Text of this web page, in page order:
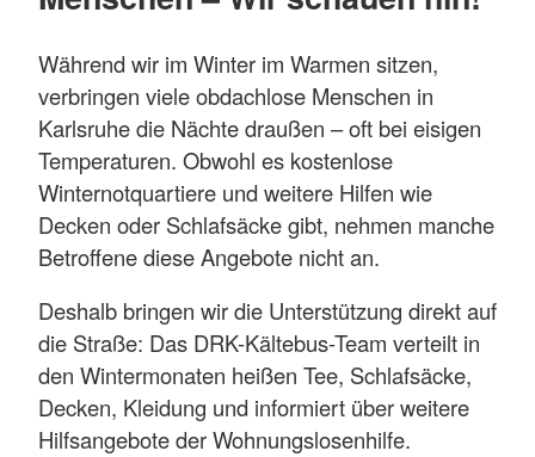
Während wir im Winter im Warmen sitzen,
verbringen viele obdachlose Menschen in
Karlsruhe die Nächte draußen – oft bei eisigen
Temperaturen. Obwohl es kostenlose
Winternotquartiere und weitere Hilfen wie
Decken oder Schlafsäcke gibt, nehmen manche
Betroffene diese Angebote nicht an.
Deshalb bringen wir die Unterstützung direkt auf
die Straße: Das DRK-Kältebus-Team verteilt in
den Wintermonaten heißen Tee, Schlafsäcke,
Decken, Kleidung und informiert über weitere
Hilfsangebote der Wohnungslosenhilfe.